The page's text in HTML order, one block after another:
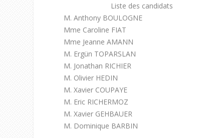
Liste des candidats
M. Anthony BOULOGNE
Mme Caroline FIAT
Mme Jeanne AMANN
M. Ergün TOPARSLAN
M. Jonathan RICHIER
M. Olivier HEDIN
M. Xavier COUPAYE
M. Eric RICHERMOZ
M. Xavier GEHBAUER
M. Dominique BARBIN